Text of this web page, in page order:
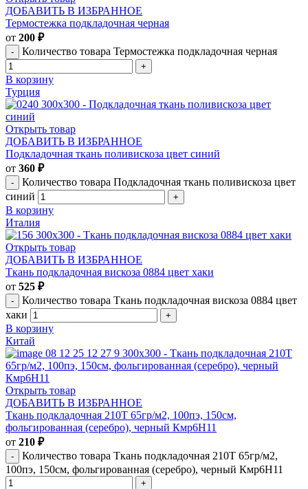
ДОБАВИТЬ В ИЗБРАННОЕ
Термостежка подкладочная черная
от 200 ₽
Количество товара Термостежка подкладочная черная
В корзину
Турция
Открыть товар
ДОБАВИТЬ В ИЗБРАННОЕ
Подкладочная ткань поливискоза цвет синий
от 360 ₽
Количество товара Подкладочная ткань поливискоза цвет
синий
В корзину
Италия
Открыть товар
ДОБАВИТЬ В ИЗБРАННОЕ
Ткань подкладочная вискоза 0884 цвет хаки
от 525 ₽
Количество товара Ткань подкладочная вискоза 0884 цвет
хаки
В корзину
Китай
Открыть товар
ДОБАВИТЬ В ИЗБРАННОЕ
Ткань подкладочная 210T 65гр/м2, 100пэ, 150см,
фольгированная (серебро), черный Кмр6Н11
от 210 ₽
Количество товара Ткань подкладочная 210T 65гр/м2,
100пэ, 150см, фольгированная (серебро), черный Кмр6Н11